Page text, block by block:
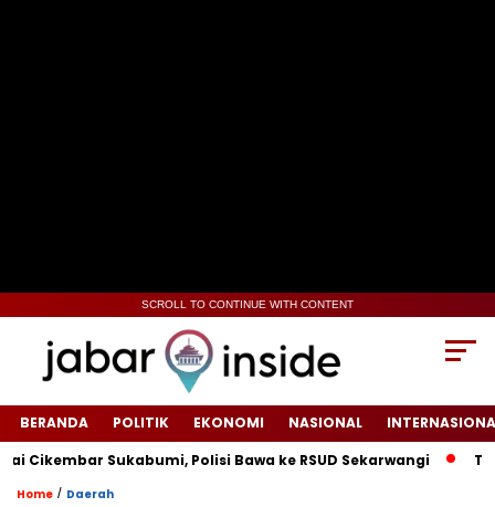
SCROLL TO CONTINUE WITH CONTENT
BERANDA POLITIK EKONOMI NASIONAL
Sukabumi, Polisi Bawa ke RSUD Sekarwangi‎
Tiang
Home / Daerah